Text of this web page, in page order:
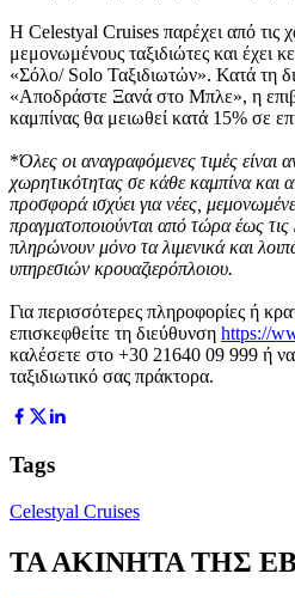
Η Celestyal Cruises παρέχει από τις
μεμονωμένους ταξιδιώτες και έχει
«Σόλο/ Solo Ταξιδιωτών». Κατά τη
«Αποδράστε Ξανά στο Μπλε», η
καμπίνας θα μειωθεί κατά 15% σε
*Όλες οι αναγραφόμενες τιμές είναι
χωρητικότητας σε κάθε καμπίνα και
προσφορά ισχύει για νέες,
πραγματοποιούνται από τώρα έως
πληρώνουν μόνο τα λιμενικά και
υπηρεσιών κρουαζιερόπλοιου.
Για περισσότερες πληροφορίες ή
επισκεφθείτε τη διεύθυνση https://
καλέσετε στο +30 21640 09 999 ή
ταξιδιωτικό σας πράκτορα.
Tags
Celestyal Cruises
ΤΑ ΑΚΙΝΗΤΑ ΤΗΣ